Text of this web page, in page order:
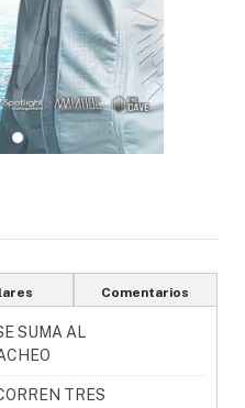
Comentarios
SUMA AL
TRES